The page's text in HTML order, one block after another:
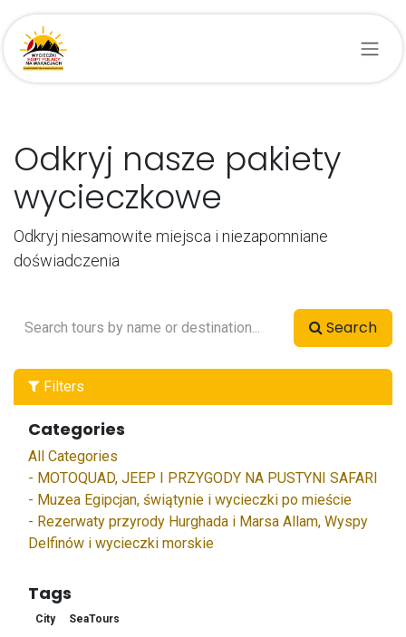
Przejdź do zawartości
Odkryj nasze pakiety
wycieczkowe
Odkryj niesamowite miejsca i niezapomniane
doświadczenia
Search
Filters
Categories
All Categories
- MOTOQUAD, JEEP I PRZYGODY NA PUSTYNI SAFARI
- Muzea Egipcjan, świątynie i wycieczki po mieście
- Rezerwaty przyrody Hurghada i Marsa Allam, Wyspy
Delfinów i wycieczki morskie
Tags
City SeaTours